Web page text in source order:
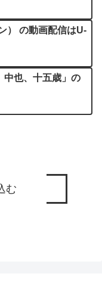
） の動画配信はU-
中也、十五歳」の
む